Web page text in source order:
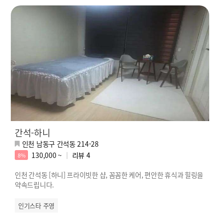
간석-하니
인천 남동구 간석동 214-28
8% 130,000 ~ 리뷰 4
인천 간석동 [하니] 프라이빗한 샵, 꼼꼼한 케어, 편안한 휴식과 힐링을
약속드립니다.
인기스타 주영